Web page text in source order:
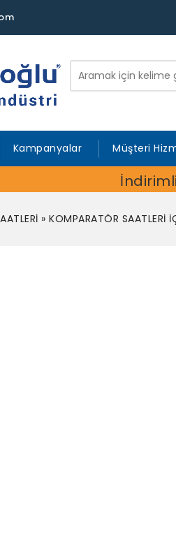
Kampanyalar Müşteri
»KOMPARATÖR SAATLERİ